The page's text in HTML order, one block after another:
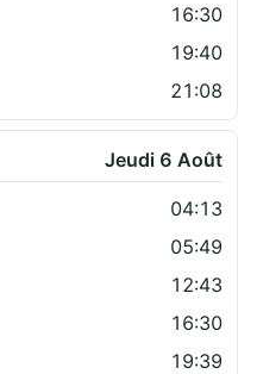
16:30
19:40
21:08
Jeudi 6 Août
04:13
05:49
12:43
16:30
19:39